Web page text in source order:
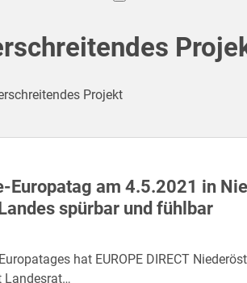
Projekt
Europatag am 4.5.2021 in
spürbar und fühlbar
hat EUROPE DIRECT
Landesrat…